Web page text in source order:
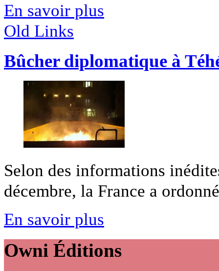
En savoir plus
Old Links
Bûcher diplomatique à
Selon des informations
décembre, la France a
En savoir plus
Owni Éditions